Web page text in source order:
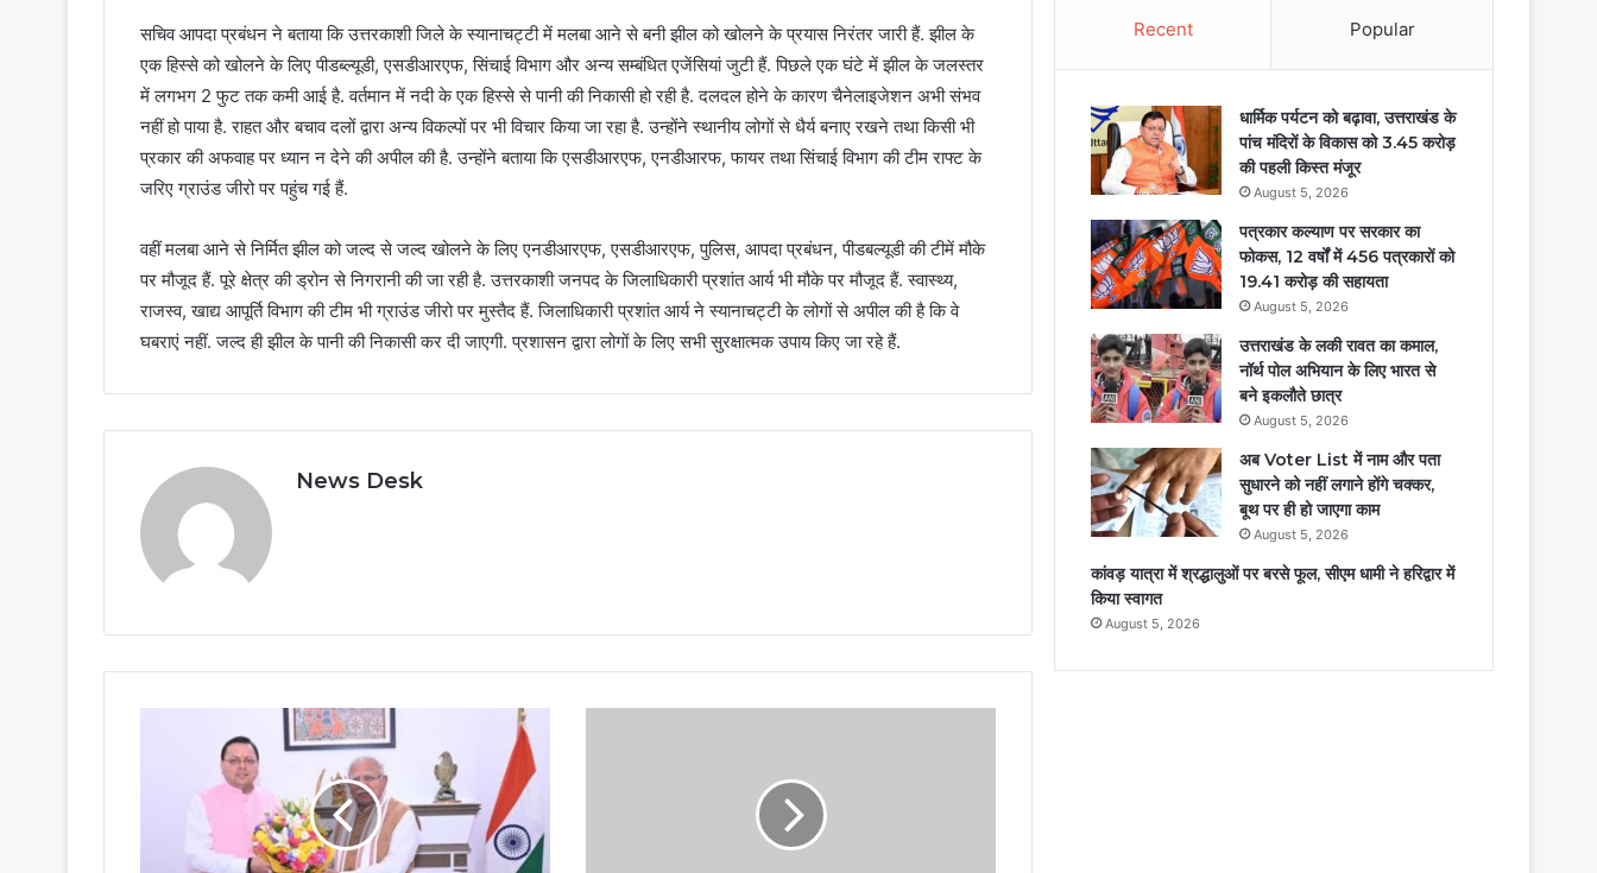
सचिव आपदा प्रबंधन ने बताया कि उत्तरकाशी जिले के स्यानाचट्टी में मलबा आने से बनी झील को खोलने के प्रयास निरंतर जारी हैं. झील के
एक हिस्से को खोलने के लिए पीडब्ल्यूडी, एसडीआरएफ, सिंचाई विभाग और अन्य सम्बंधित एजेंसियां जुटी हैं. पिछले एक घंटे में झील के जलस्तर
में लगभग 2 फुट तक कमी आई है. वर्तमान में नदी के एक हिस्से से पानी की निकासी हो रही है. दलदल होने के कारण चैनेलाइजेशन अभी संभव
नहीं हो पाया है. राहत और बचाव दलों द्वारा अन्य विकल्पों पर भी विचार किया जा रहा है. उन्होंने स्थानीय लोगों से धैर्य बनाए रखने तथा किसी भी
प्रकार की अफवाह पर ध्यान न देने की अपील की है. उन्होंने बताया कि एसडीआरएफ, एनडीआरफ, फायर तथा सिंचाई विभाग की टीम राफ्ट के
जरिए ग्राउंड जीरो पर पहुंच गई हैं.
वहीं मलबा आने से निर्मित झील को जल्द से जल्द खोलने के लिए एनडीआरएफ, एसडीआरएफ, पुलिस, आपदा प्रबंधन, पीडबल्यूडी की टीमें मौके
पर मौजूद हैं. पूरे क्षेत्र की ड्रोन से निगरानी की जा रही है. उत्तरकाशी जनपद के जिलाधिकारी प्रशांत आर्य भी मौके पर मौजूद हैं. स्वास्थ्य,
राजस्व, खाद्य आपूर्ति विभाग की टीम भी ग्राउंड जीरो पर मुस्तैद हैं. जिलाधिकारी प्रशांत आर्य ने स्यानाचट्टी के लोगों से अपील की है कि वे
घबराएं नहीं. जल्द ही झील के पानी की निकासी कर दी जाएगी. प्रशासन द्वारा लोगों के लिए सभी सुरक्षात्मक उपाय किए जा रहे हैं.
News Desk
Recent Popular
धार्मिक पर्यटन को बढ़ावा, उत्तराखंड के
पांच मंदिरों के विकास को 3.45 करोड़
की पहली किस्त मंजूर
August 5, 2026
पत्रकार कल्याण पर सरकार का
फोकस, 12 वर्षों में 456 पत्रकारों को
19.41 करोड़ की सहायता
August 5, 2026
उत्तराखंड के लकी रावत का कमाल,
नॉर्थ पोल अभियान के लिए भारत से
बने इकलौते छात्र
August 5, 2026
अब Voter List में नाम और पता
सुधारने को नहीं लगाने होंगे चक्कर,
बूथ पर ही हो जाएगा काम
August 5, 2026
कांवड़ यात्रा में श्रद्धालुओं पर बरसे फूल, सीएम धामी ने हरिद्वार में
किया स्वागत
August 5, 2026